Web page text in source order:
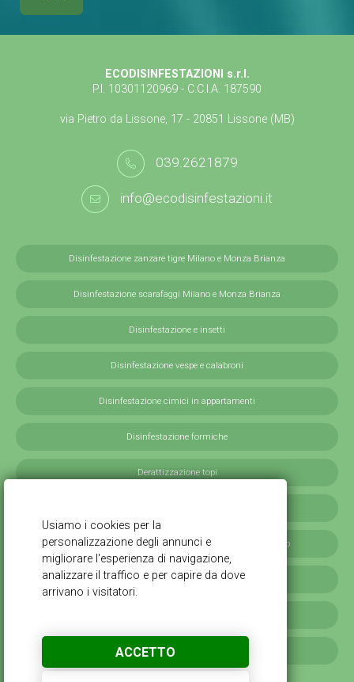
ACCETTO
ECODISINFESTAZIONI s.r.l.
P.I. 10301120969 - C.C.I.A. 187590
via Pietro da Lissone, 17 - 20851 Lissone (MB)
039.2621879
info@ecodisinfestazioni.it
Disinfestazione zanzare tigre Milano e Monza Brianza
Disinfestazione scarafaggi Milano e Monza Brianza
Disinfestazione e insetti
Disinfestazione vespe e calabroni
Disinfestazione cimici in appartamenti
Disinfestazione formiche
Derattizzazione topi
Disinfestazione blatte germaniche in provincia di Milano
Servizi antilarvali, adulticidi invernali
Disinfestazione da cimici verdi